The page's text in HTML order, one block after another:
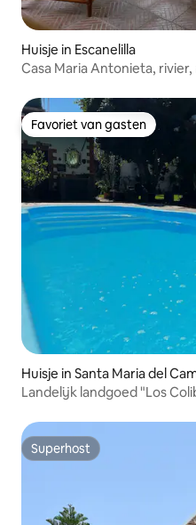
Huisje in Escanelilla
Casa Maria Antonieta,
Favoriet van gasten
Favoriet van gasten
Huisje in Santa Maria del
Landelijk landgoed "Los
Superhost
Superhost